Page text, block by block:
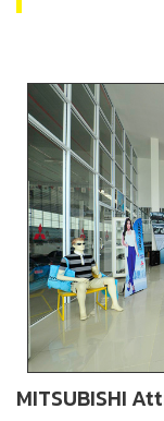
MITSUBISHI